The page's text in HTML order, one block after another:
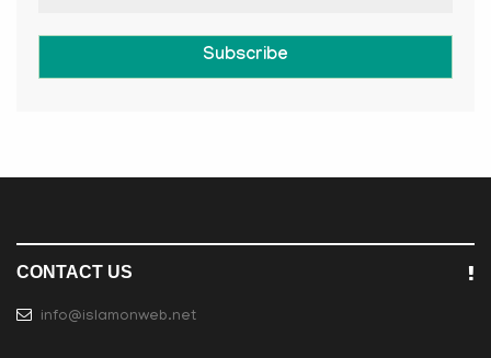
Subscribe
CONTACT US
info@islamonweb.net